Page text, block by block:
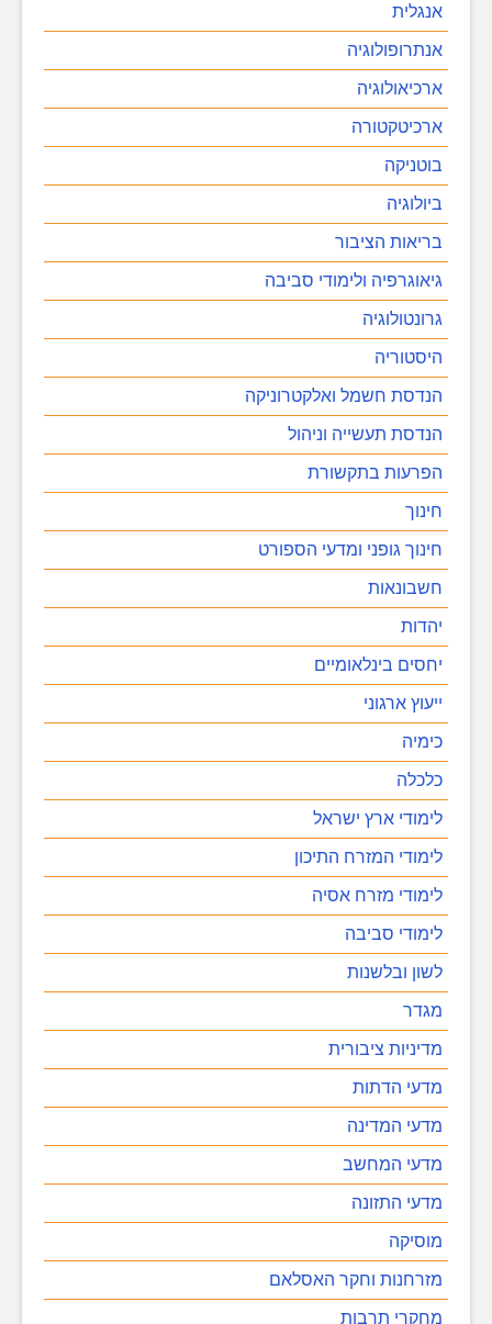
אנגלית
אנתרופולוגיה
ארכיאולוגיה
ארכיטקטורה
בוטניקה
ביולוגיה
בריאות הציבור
גיאוגרפיה ולימודי סביבה
גרונטולוגיה
היסטוריה
הנדסת חשמל ואלקטרוניקה
הנדסת תעשייה וניהול
הפרעות בתקשורת
חינוך
חינוך גופני ומדעי הספורט
חשבונאות
יהדות
יחסים בינלאומיים
ייעוץ ארגוני
כימיה
כלכלה
לימודי ארץ ישראל
לימודי המזרח התיכון
לימודי מזרח אסיה
לימודי סביבה
לשון ובלשנות
מגדר
מדיניות ציבורית
מדעי הדתות
מדעי המדינה
מדעי המחשב
מדעי התזונה
מוסיקה
מזרחנות וחקר האסלאם
מחקרי תרבות